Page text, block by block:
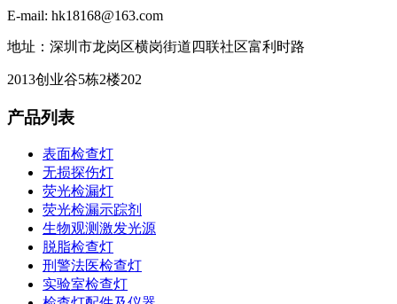
E-mail: hk18168@163.com
地址：深圳市龙岗区横岗街道四联社区富利时路
2013创业谷5栋2楼202
产品列表
表面检查灯
无损探伤灯
荧光检漏灯
荧光检漏示踪剂
生物观测激发光源
脱脂检查灯
刑警法医检查灯
实验室检查灯